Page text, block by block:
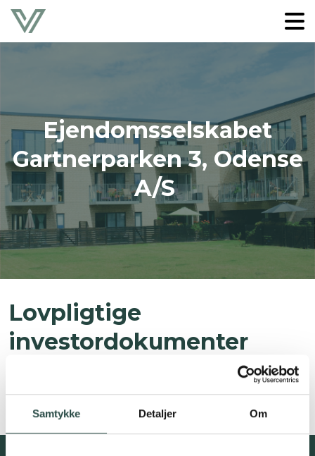
Samtykke Detaljer Om
Ejendomsselskabet
Gartnerparken 3, Odense
A/S
Lovpligtige
investordokumenter
Information og fakta om investeringen
Prip-Kid Investorinformation